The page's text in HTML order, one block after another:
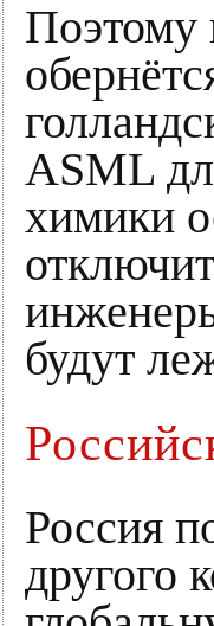
Поэтому
ASML
химики
будут
Россия
другого